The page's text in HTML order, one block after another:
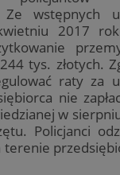
Ze wstępnych
2017
tys. złotych.
raty za
nie
w
Policjanci
terenie